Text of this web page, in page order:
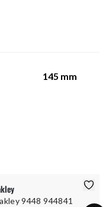
145 mm
9448 944841